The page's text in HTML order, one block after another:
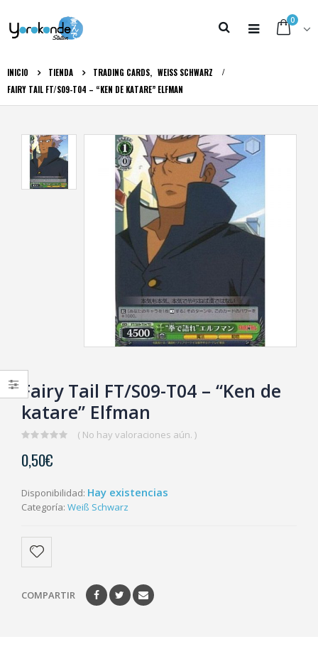
0
INICIO TIENDA TRADING CARDS, WEISS SCHWARZ
FAIRY TAIL FT/S09-T04 – “KEN DE KATARE” ELFMAN
Fairy Tail FT/S09-T04 – “Ken de
katare” Elfman
out
of
( No hay valoraciones aún. )
0,50€
Disponibilidad: Hay existencias
Categoría: Weiß Schwarz
COMPARTIR